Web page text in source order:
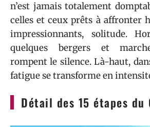
n’est jamais totalement
celles et ceux prêts à affronter
impressionnants, solitude.
quelques bergers et
rompent le silence. Là-haut,
fatigue se transforme en
Détail des 15 étapes du